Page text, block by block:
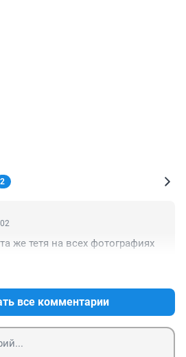
2
же тетя на всех фотографиях
все комментарии